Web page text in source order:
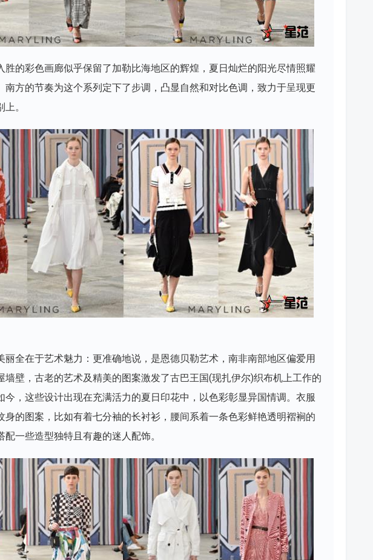
胜的彩色画廊似乎保留了加勒比海地区的辉煌，夏日灿烂的阳光尽情照耀
南方的节奏为这个系列定下了步调，凸显自然和对比色调，致力于呈现更
。
丽全在于艺术魅力：更准确地说，是恩德贝勒艺术，南非南部地区偏爱用
墙壁，古老的艺术及精美的图案激发了古巴王国(现扎伊尔)织布机上工作的
今，这些设计出现在充满活力的夏日印花中，以色彩彰显异国情调。衣服
身的图案，比如有着七分袖的长衬衫，腰间系着一条色彩鲜艳透明褶裥的
配一些造型独特且有趣的迷人配饰。